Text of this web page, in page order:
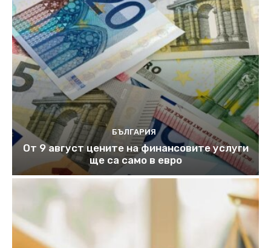
БЪЛГАРИЯ
От 9 август цените на финансовите услуги
ще са само в евро